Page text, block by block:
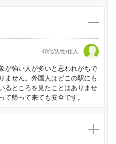
40代/男性/住人
が強い人が多いと思われがちで
ません。外国人はどこの駅にも
るところを見たことはありませ
て帰って来ても安全です。